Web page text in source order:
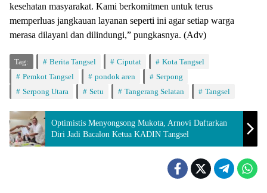
kesehatan masyarakat. Kami berkomitmen untuk terus
memperluas jangkauan layanan seperti ini agar setiap warga
merasa dilayani dan dilindungi,” pungkasnya. (Adv)
Tag: Berita Tangsel Ciputat
Kota Tangsel
Pemkot Tangsel
pondok aren
Serpong
Serpong Utara
Setu Tangerang Selatan Tangsel
Optimistis Menyongsong Mukota, Arnovi Daftarkan
Diri Jadi Bacalon Ketua KADIN Tangsel